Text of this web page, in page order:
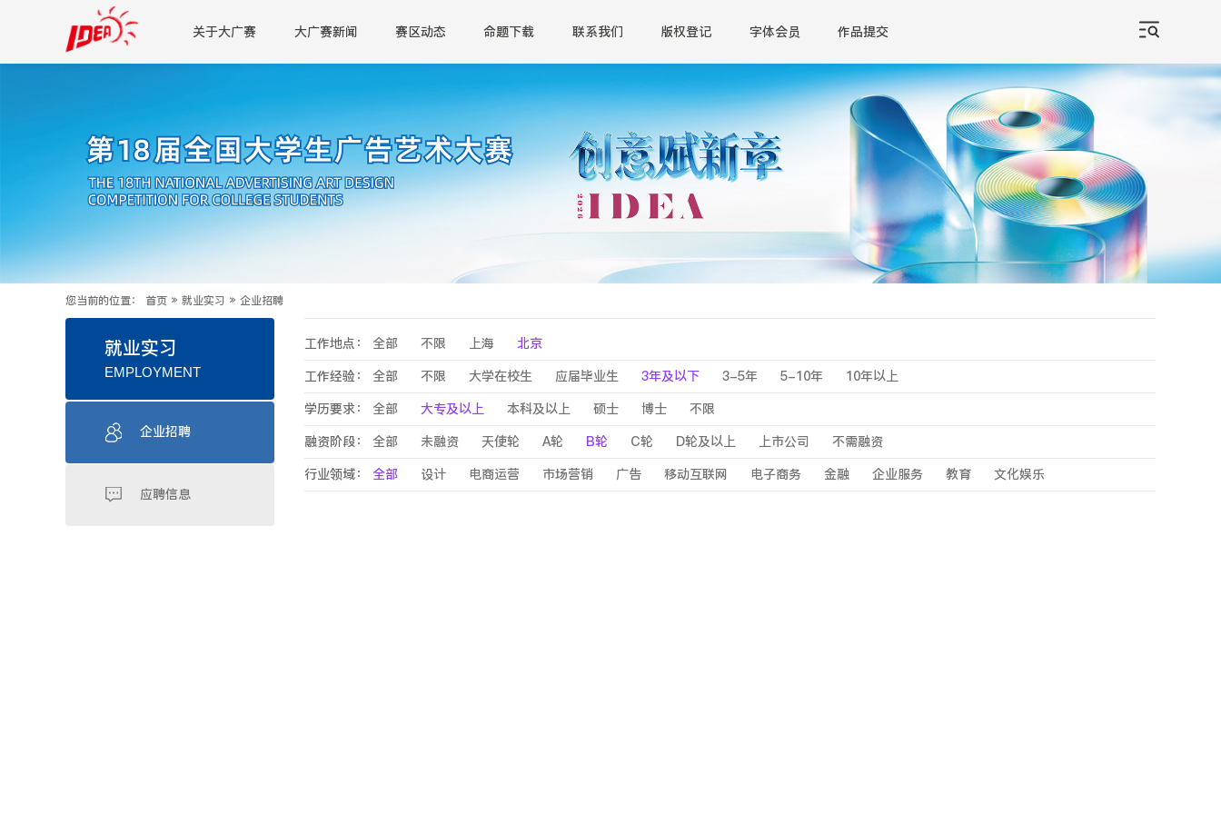
关于大广赛 大广赛新闻 赛区动态 命题下载 联系我们 版权登记 字体会员 作品提交
您当前的位置： 首页 » 就业实习 » 企业招聘
就业实习
EMPLOYMENT
企业招聘
应聘信息
工作地点： 全部 不限 上海 北京
工作经验： 全部 不限 大学在校生 应届毕业生 3年及以下 3-5年 5-10年 10年以上
学历要求： 全部 大专及以上 本科及以上 硕士 博士 不限
融资阶段： 全部 未融资 天使轮 A轮 B轮 C轮 D轮及以上 上市公司 不需融资
行业领域： 全部 设计 电商运营 市场营销 广告 移动互联网 电子商务 金融 企业服务 教育 文化娱乐